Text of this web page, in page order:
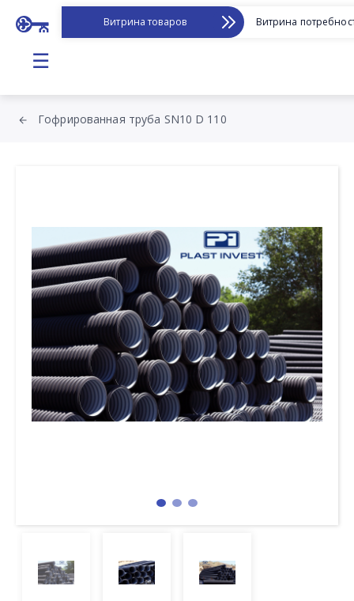
Витрина товаров Витрина
☰
Гофрированная труба SN10 D 110